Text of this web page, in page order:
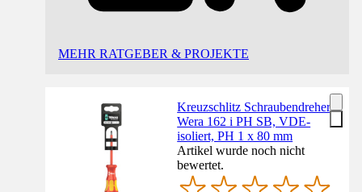
MEHR RATGEBER & PROJEKTE
Kreuzschlitz Schraubendreher
Wera 162 i PH SB, VDE-
isoliert, PH 1 x 80 mm
Artikel wurde noch nicht
bewertet.